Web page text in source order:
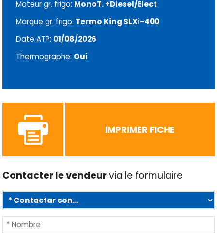
Moteur gr. frigo: MonoT. +Diesel/Elect
Marque gr. frigo: Termo King SLXi-400
Date ATP: 01/08/2026
Thermographe: Oui
IMPRIMER FICHE
Contacter le vendeurvia le formulaire